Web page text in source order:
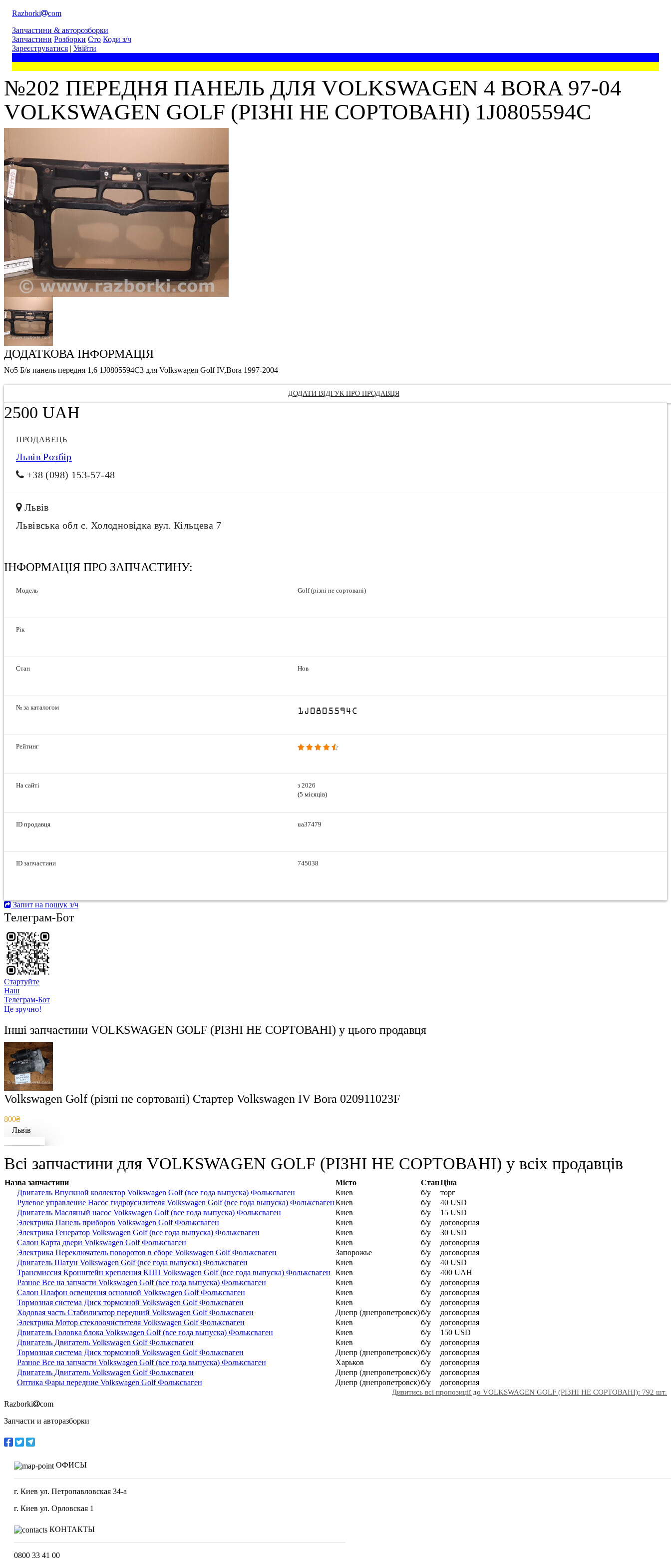
Razborki
com
Запчастини & авторозборки
Запчастини Розборки Сто Коди з/ч
Зареєструватися | Увійти
№202 ПЕРЕДНЯ ПАНЕЛЬ ДЛЯ VOLKSWAGEN 4 BORA 97-04
VOLKSWAGEN GOLF (РІЗНІ НЕ СОРТОВАНІ) 1J0805594C
ДОДАТКОВА ІНФОРМАЦІЯ
No5 Б/в панель передня 1,6 1J0805594C3 для Volkswagen Golf IV,Bora 1997-2004
ДОДАТИ ВІДГУК ПРО ПРОДАВЦЯ
2500 UAH
ПРОДАВЕЦЬ
Львів Розбір
+38 (098) 153-57-48
Львів
Львівська обл с. Холодновідка вул. Кільцева 7
ІНФОРМАЦІЯ ПРО ЗАПЧАСТИНУ:
Модель Golf (різні не сортовані)
Рік
Стан Нов
№ за каталогом 1J0805594C
Рейтинг
На сайті
з 2026
(5 місяців)
ID продавця ua37479
ID запчастини 745038
Запит на пошук з/ч
Телеграм-Бот
Стартуйте
Hаш
Телеграм-Бот
Це зручно!
Інші запчастини VOLKSWAGEN GOLF (РІЗНІ НЕ СОРТОВАНІ) у цього продавця
Volkswagen Golf (різні не сортовані) Стартер Volkswagen IV Bora 020911023F
800₴
Львів
Всі запчастини для VOLKSWAGEN GOLF (РІЗНІ НЕ СОРТОВАНІ) у всіх продавців
Назва запчастини Місто СтанЦіна
Двигатель Впускной коллектор Volkswagen Golf (все года выпуска) Фольксваген
Киев б/у
торг
Рулевое управление Насос гидроусилителя Volkswagen Golf (все года выпуска) ФольксвагенКиев б/у
40 USD
Двигатель Масляный насос Volkswagen Golf (все года выпуска) Фольксваген
Киев б/у
15 USD
Электрика Панель приборов Volkswagen Golf Фольксваген
Киев б/у
договорная
Электрика Генератор Volkswagen Golf (все года выпуска) Фольксваген
Киев б/у
30 USD
Салон Карта двери Volkswagen Golf Фольксваген
Киев б/у
договорная
Электрика Переключатель поворотов в сборе Volkswagen Golf Фольксваген
Запорожье б/у
договорная
Двигатель Шатун Volkswagen Golf (все года выпуска) Фольксваген
Киев б/у
40 USD
Трансмиссия Кронштейн крепления КПП Volkswagen Golf (все года выпуска) Фольксваген
Киев б/у
400 UAH
Разное Все на запчасти Volkswagen Golf (все года выпуска) Фольксваген
Киев б/у
договорная
Салон Плафон освещения основной Volkswagen Golf Фольксваген
Киев б/у
договорная
Тормозная система Диск тормозной Volkswagen Golf Фольксваген
Киев б/у
договорная
Ходовая часть Стабилизатор передний Volkswagen Golf Фольксваген
Днепр (днепропетровск)б/у
договорная
Электрика Мотор стеклоочистителя Volkswagen Golf Фольксваген
Киев б/у
договорная
Двигатель Головка блока Volkswagen Golf (все года выпуска) Фольксваген
Киев б/у
150 USD
Двигатель Двигатель Volkswagen Golf Фольксваген
Киев б/у
договорная
Тормозная система Диск тормозной Volkswagen Golf Фольксваген
Днепр (днепропетровск)б/у
договорная
Разное Все на запчасти Volkswagen Golf (все года выпуска) Фольксваген
Харьков б/у
договорная
Двигатель Двигатель Volkswagen Golf Фольксваген
Днепр (днепропетровск)б/у
договорная
Оптика Фары передние Volkswagen Golf Фольксваген
Днепр (днепропетровск)б/у договорная
Дивитись всі пропозиції до VOLKSWAGEN GOLF (РІЗНІ НЕ СОРТОВАНІ): 792 шт.
Razborki
com
Запчасти и авторазборки
ОФИСЫ
г. Киев ул. Петропавловская 34-а
г. Киев ул. Орловская 1
КОНТАКТЫ
0800 33 41 00